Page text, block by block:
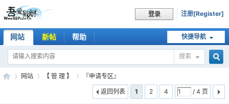
登录 注册[Register]
快捷导航
网站 新帖 帮助
搜索
网站 【 管 理 】
『申请专区』
1
2 4 / 4 页
返回列表